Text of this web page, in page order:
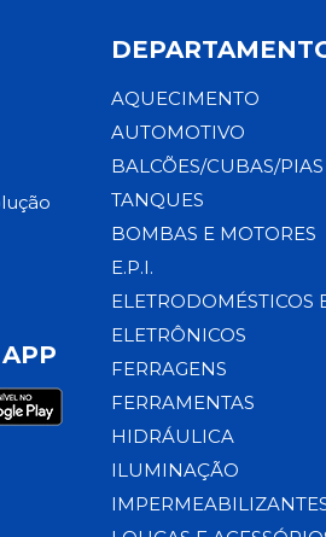
AQUECIMENTO
AUTOMOTIVO
BALCÕES/CUBAS/PIAS
TANQUES
BOMBAS E MOTORES
E.P.I.
ELETRODOMÉSTICOS
ELETRÔNICOS
FERRAGENS
FERRAMENTAS
HIDRÁULICA
ILUMINAÇÃO